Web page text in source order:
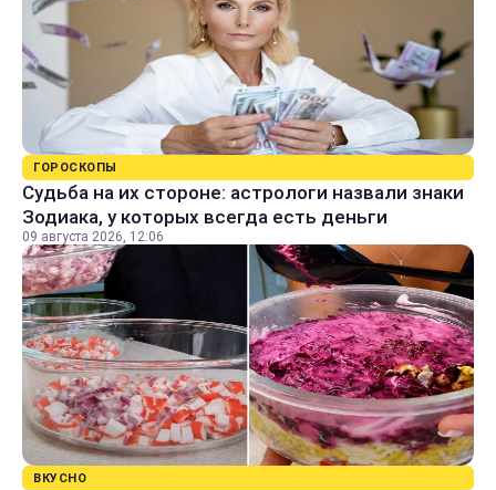
ГОРОСКОПЫ
Судьба на их стороне: астрологи назвали знаки
Зодиака, у которых всегда есть деньги
09 августа 2026, 12:06
ВКУСНО